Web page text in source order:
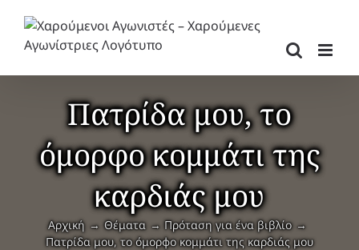
περιεχόμενο
Πατρίδα μου, το
όμορφο κομμάτι της
καρδιάς μου
Αρχική Θέματα
Πρόταση για ένα βιβλίο
Πατρίδα μου, το όμορφο κομμάτι της καρδιάς μου